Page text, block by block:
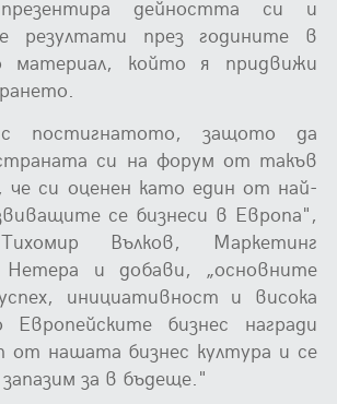
дейността си и
резултати през годините в
материал, който я придвижи
постигнатото, защото да
си на форум от такъв
че си оценен като един от най-
се бизнеси в Европа",
Вълков, Маркетинг
и добави, „основните
инициативност и висока
бизнес награди
от нашата бизнес култура и се
за в бъдеще."